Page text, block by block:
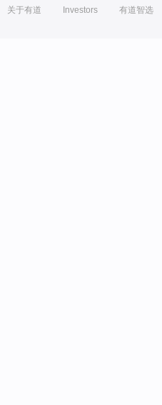
关于有道 Investors 有道智选